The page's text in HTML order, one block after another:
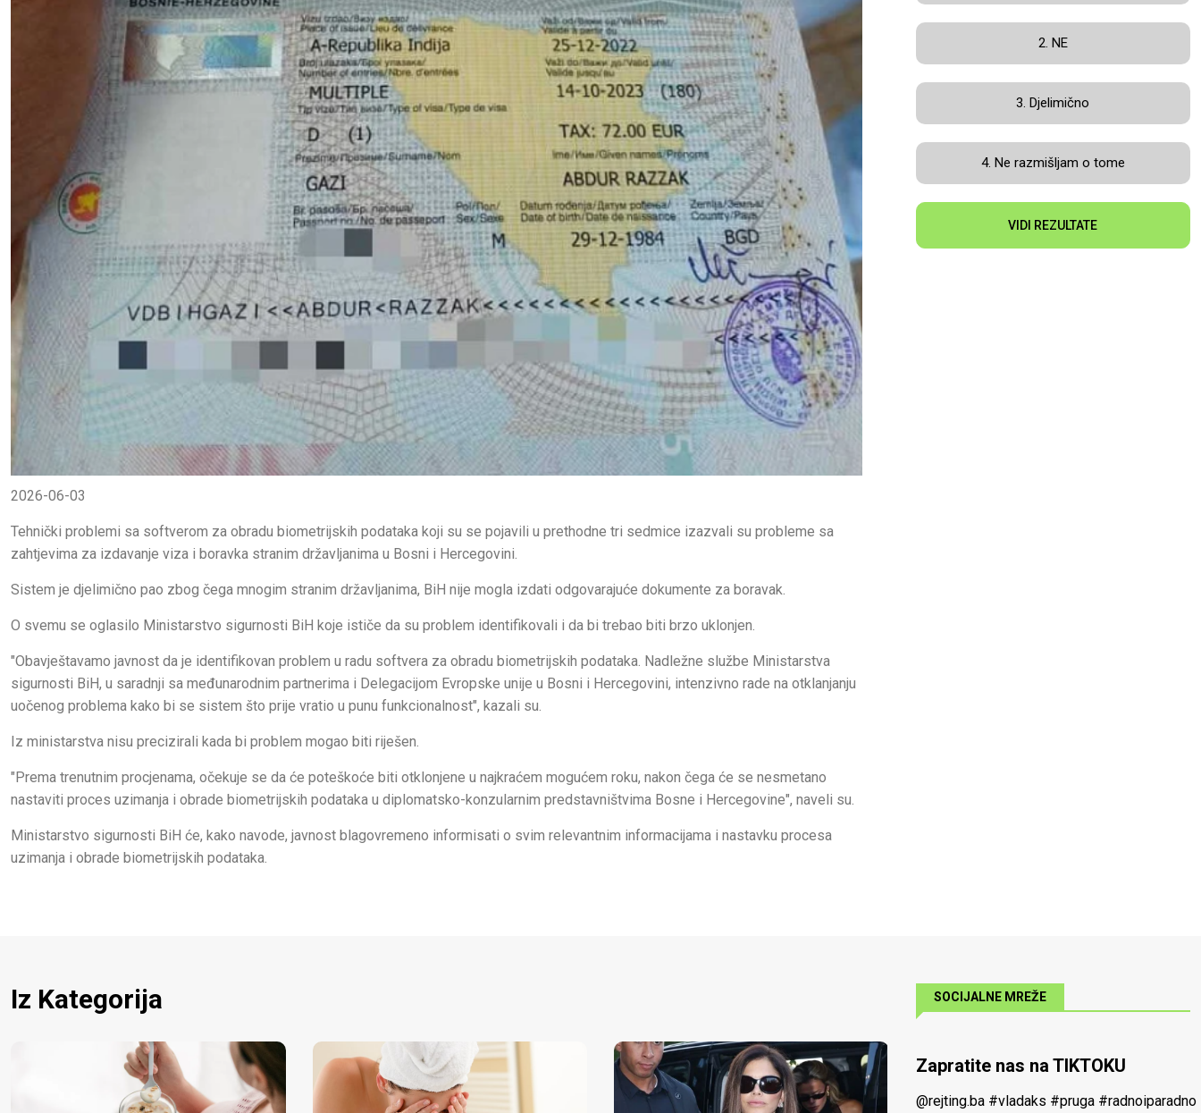
2026-06-03
Tehnički problemi sa softverom za obradu biometrijskih podataka koji su se pojavili u prethodne tri sedmice izazvali su probleme sa
zahtjevima za izdavanje viza i boravka stranim državljanima u Bosni i Hercegovini.
Sistem je djelimično pao zbog čega mnogim stranim državljanima, BiH nije mogla izdati odgovarajuće dokumente za boravak.
O svemu se oglasilo Ministarstvo sigurnosti BiH koje ističe da su problem identifikovali i da bi trebao biti brzo uklonjen.
"Obavještavamo javnost da je identifikovan problem u radu softvera za obradu biometrijskih podataka. Nadležne službe Ministarstva
sigurnosti BiH, u saradnji sa međunarodnim partnerima i Delegacijom Evropske unije u Bosni i Hercegovini, intenzivno rade na otklanjanju
uočenog problema kako bi se sistem što prije vratio u punu funkcionalnost", kazali su.
Iz ministarstva nisu precizirali kada bi problem mogao biti riješen.
"Prema trenutnim procjenama, očekuje se da će poteškoće biti otklonjene u najkraćem mogućem roku, nakon čega će se nesmetano
nastaviti proces uzimanja i obrade biometrijskih podataka u diplomatsko-konzularnim predstavništvima Bosne i Hercegovine", naveli su.
Ministarstvo sigurnosti BiH će, kako navode, javnost blagovremeno informisati o svim relevantnim informacijama i nastavku procesa
uzimanja i obrade biometrijskih podataka.
2. NE
3. Djelimično
4. Ne razmišljam o tome
VIDI REZULTATE
Iz Kategorija SOCIJALNE MREŽE
Zapratite nas na TIKTOKU
@rejting.ba #vladaks #pruga #radnoiparadno